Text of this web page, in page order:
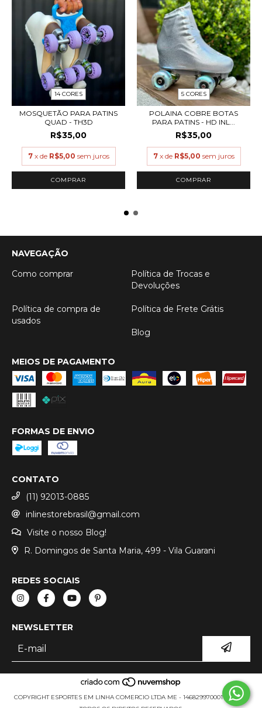
14 CORES
MOSQUETÃO PARA PATINS
QUAD - TH3D
R$35,00
7 x de R$5,00 sem juros
COMPRAR
5 CORES
POLAINA COBRE BOTAS
PARA PATINS - HD INL...
R$35,00
7 x de R$5,00 sem juros
COMPRAR
NAVEGAÇÃO
Como comprar
Política de Trocas e
Devoluções
Política de compra de
usados
Política de Frete Grátis
Blog
MEIOS DE PAGAMENTO
FORMAS DE ENVIO
CONTATO
(11) 92013-0885
inlinestorebrasil@gmail.com
Visite o nosso Blog!
R. Domingos de Santa Maria, 499 - Vila Guarani
REDES SOCIAIS
NEWSLETTER
COPYRIGHT ESPORTES EM LINHA COMERCIO LTDA ME - 14682997000111 - 2026.